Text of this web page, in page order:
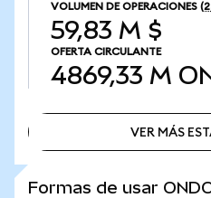
VOLUMEN DE OPERACIONES
59,83 M $
OFERTA CIRCULANTE
4869,33 M
VER MÁS
Formas de usar